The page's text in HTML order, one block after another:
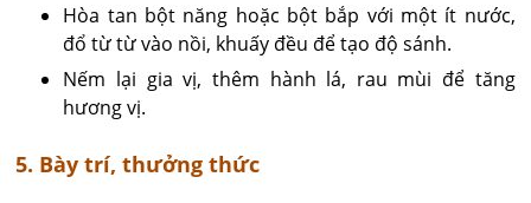
Hòa tan bột năng hoặc bột bắp với một ít nước,
đổ từ từ vào nồi, khuấy đều để tạo độ sánh.
Nếm lại gia vị, thêm hành lá, rau mùi để tăng
hương vị.
5. Bày trí, thưởng thức